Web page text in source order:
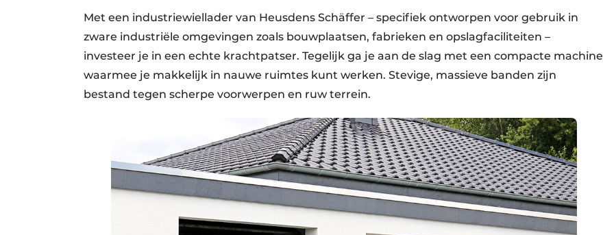
Met een industriewiellader van Heusdens Schäffer – specifiek ontworpen voor gebruik in
zware industriële omgevingen zoals bouwplaatsen, fabrieken en opslagfaciliteiten –
investeer je in een echte krachtpatser. Tegelijk ga je aan de slag met een compacte machine
waarmee je makkelijk in nauwe ruimtes kunt werken. Stevige, massieve banden zijn
bestand tegen scherpe voorwerpen en ruw terrein.